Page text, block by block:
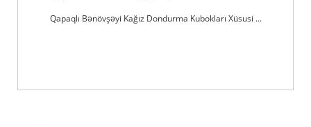
Qapaqlı Bənövşəyi Kağız Dondurma Kubokları Xüsusi ...